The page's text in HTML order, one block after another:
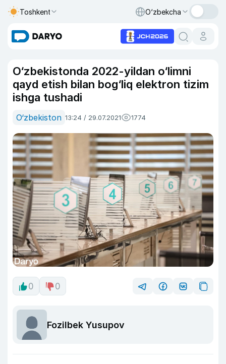
Toshkent O‘zbekcha
O‘zbekistonda 2022-yildan o‘limni
qayd etish bilan bog‘liq elektron tizim
ishga tushadi
O‘zbekiston 13:24 / 29.07.2021 1774
0 0
Fozilbek Yusupov